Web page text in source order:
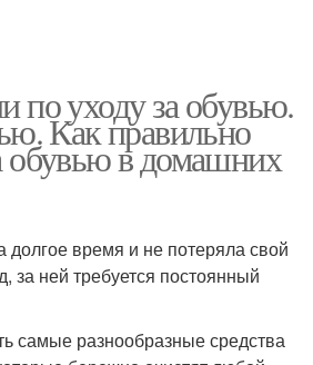
по уходу за обувью.
Как правильно
обувью в домашних
долгое время и не потеряла свой
за ней требуется постоянный
самые разнообразные средства